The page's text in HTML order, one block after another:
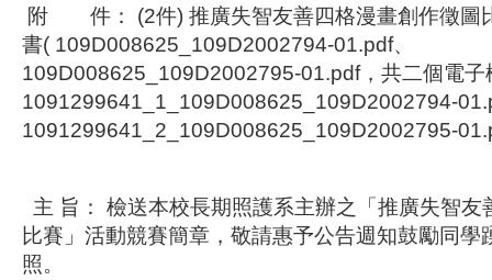
附 件： (2件) 推廣失智友善四格漫畫創作徵圖
書( 109D008625_109D2002794-01.pdf、
109D008625_109D2002795-01.pdf，共二個電子
1091299641_1_109D008625_109D2002794-
1091299641_2_109D008625_109D2002795-
主 旨： 檢送本校長期照護系主辦之「推廣失智友
比賽」活動競賽簡章，敬請惠予公告週知鼓勵同學
照。